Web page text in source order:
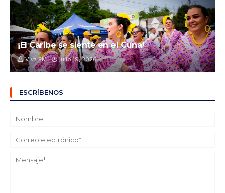
¡El Caribe se siente en el Cuna!
Viva FM julio 19, 2026
ESCRÍBENOS